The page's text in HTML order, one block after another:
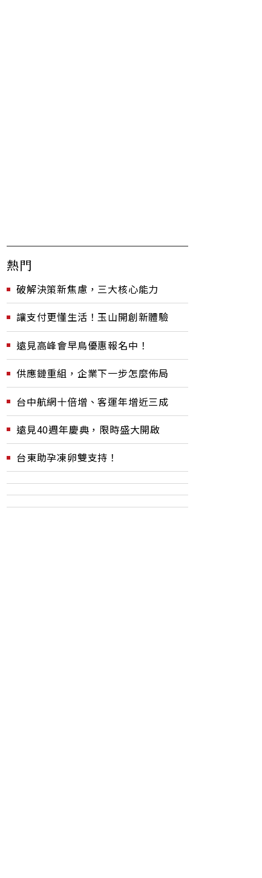
熱門
破解決策新焦慮，三大核心能力
讓支付更懂生活！玉山開創新體驗
遠見高峰會早鳥優惠報名中！
供應鏈重組，企業下一步怎麼佈局
台中航網十倍增、客運年增近三成
遠見40週年慶典，限時盛大開啟
台東助孕凍卵雙支持！